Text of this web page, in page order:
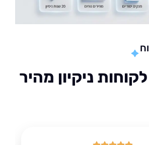
ניקיון מהיר